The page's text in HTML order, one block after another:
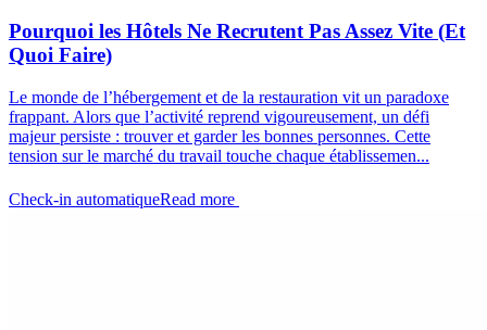
Pourquoi les Hôtels Ne Recrutent Pas Assez Vite (Et
Quoi Faire)
Le monde de l’hébergement et de la restauration vit un paradoxe
frappant. Alors que l’activité reprend vigoureusement, un défi
majeur persiste : trouver et garder les bonnes personnes. Cette
tension sur le marché du travail touche chaque établissemen...
Check-in automatiqueRead more